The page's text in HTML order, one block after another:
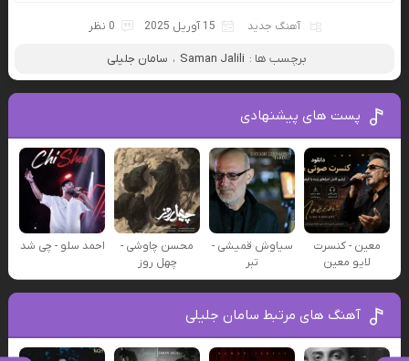
آهنگ جدید 15 آوریل 2025 0 نظر
برچسب ها : Saman Jalili ، سامان جلیلی
پست های پیشنهادی
معین - کنسرت
لایو معین
سیاوش قمیشی -
تبر
محسن چاوشی -
چهل روز
احمد سلو - چی شد
آهنگ های مرتبط سامان جلیلی